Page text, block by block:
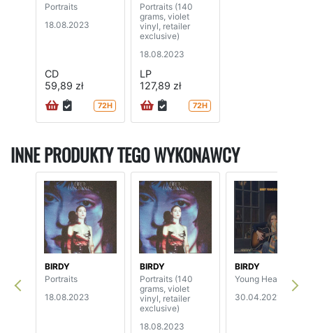
Portraits
18.08.2023
CD
59,89 zł
72H
Portraits (140
grams, violet
vinyl, retailer
exclusive)
18.08.2023
LP
127,89 zł
72H
INNE PRODUKTY TEGO WYKONAWCY
BIRDY
Portraits
18.08.2023
BIRDY
Portraits (140
grams, violet
vinyl, retailer
exclusive)
18.08.2023
BIRDY
Young Heart
30.04.2021